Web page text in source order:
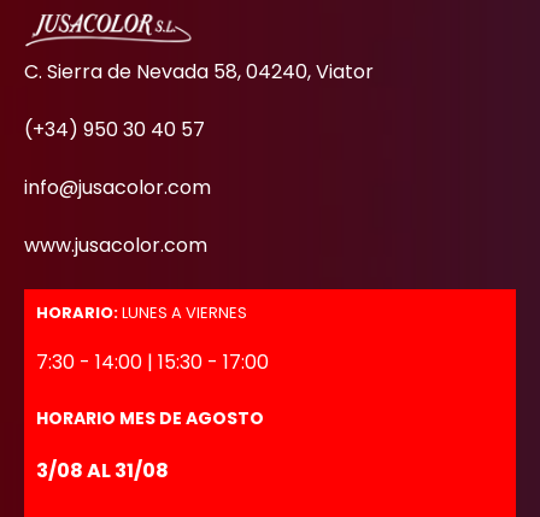
C. Sierra de Nevada 58, 04240, Viator
(+34) 950 30 40 57
info@jusacolor.com
www.jusacolor.com
HORARIO:LUNES A VIERNES
7:30 - 14:00 | 15:30 - 17:00
HORARIO MES DE AGOSTO
3/08 AL 31/08